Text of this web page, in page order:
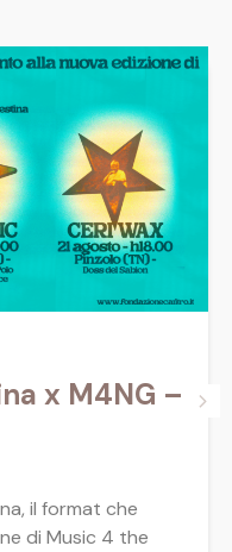
x M4NG –
il format che
di Music 4 the